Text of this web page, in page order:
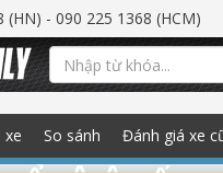
(HN) - 090 225 1368 (HCM)
xe So sánh Đánh giá xe